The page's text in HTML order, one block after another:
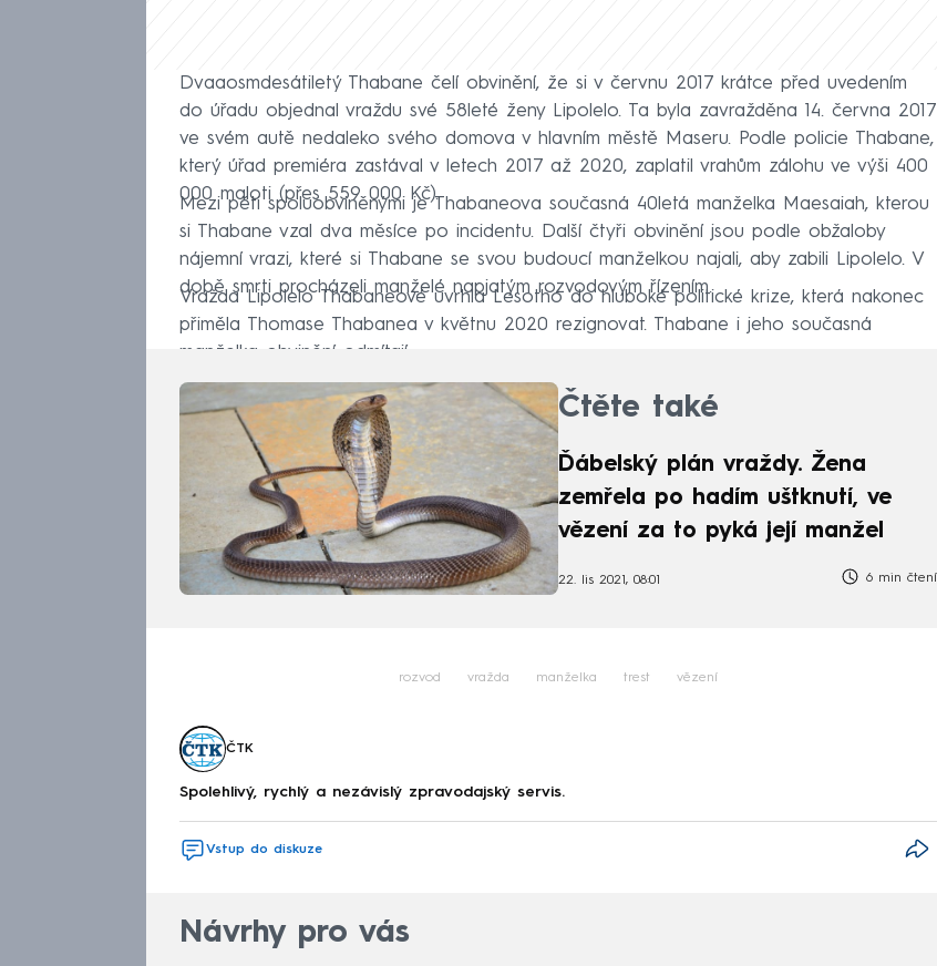
Dvaaosmdesátiletý Thabane čelí obvinění, že si v červnu 2017 krátce před uvedením
do úřadu objednal vraždu své 58leté ženy Lipolelo. Ta byla zavražděna 14. června 2017
ve svém autě nedaleko svého domova v hlavním městě Maseru. Podle policie Thabane,
který úřad premiéra zastával v letech 2017 až 2020, zaplatil vrahům zálohu ve výši 400
000 maloti (přes 559 000 Kč).
Mezi pěti spoluobviněnými je Thabaneova současná 40letá manželka Maesaiah, kterou
si Thabane vzal dva měsíce po incidentu. Další čtyři obvinění jsou podle obžaloby
nájemní vrazi, které si Thabane se svou budoucí manželkou najali, aby zabili Lipolelo. V
době smrti procházeli manželé napjatým rozvodovým řízením.
Vražda Lipolelo Thabaneové uvrhla Lesotho do hluboké politické krize, která nakonec
přiměla Thomase Thabanea v květnu 2020 rezignovat. Thabane i jeho současná
manželka obvinění odmítají.
Čtěte také
Ďábelský plán vraždy. Žena
zemřela po hadím uštknutí, ve
vězení za to pyká její manžel
22. lis 2021, 08:01 6 min čtení
rozvod vražda manželka trest vězení
ČTK
Spolehlivý, rychlý a nezávislý zpravodajský servis.
Vstup do diskuze
Návrhy pro vás